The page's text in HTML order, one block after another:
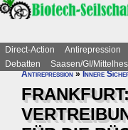
Direct-Action Antirepression
Debatten
Saasen/GI/
Antirepression»Innere